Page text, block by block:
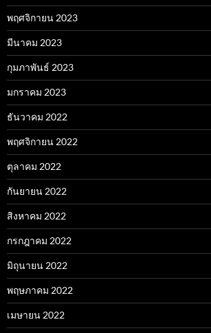
พฤศจิกายน 2023
มีนาคม 2023
กุมภาพันธ์ 2023
มกราคม 2023
ธันวาคม 2022
พฤศจิกายน 2022
ตุลาคม 2022
กันยายน 2022
สิงหาคม 2022
กรกฎาคม 2022
มิถุนายน 2022
พฤษภาคม 2022
เมษายน 2022